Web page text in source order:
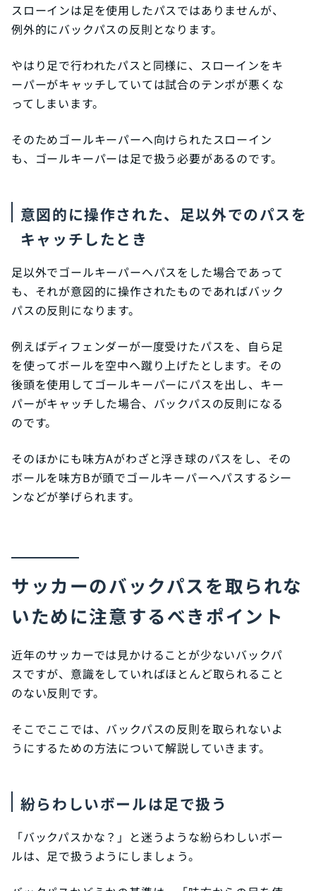
スローインは足を使用したパスではありませんが、
例外的にバックパスの反則となります。
やはり足で行われたパスと同様に、スローインをキ
ーパーがキャッチしていては試合のテンポが悪くな
ってしまいます。
そのためゴールキーパーへ向けられたスローイン
も、ゴールキーパーは足で扱う必要があるのです。
意図的に操作された、足以外でのパスを
キャッチしたとき
足以外でゴールキーパーへパスをした場合であって
も、それが意図的に操作されたものであればバック
パスの反則になります。
例えばディフェンダーが一度受けたパスを、自ら足
を使ってボールを空中へ蹴り上げたとします。その
後頭を使用してゴールキーパーにパスを出し、キー
パーがキャッチした場合、バックパスの反則になる
のです。
そのほかにも味方Aがわざと浮き球のパスをし、その
ボールを味方Bが頭でゴールキーパーへパスするシー
ンなどが挙げられます。
サッカーのバックパスを取られな
いために注意するべきポイント
近年のサッカーでは見かけることが少ないバックパ
スですが、意識をしていればほとんど取られること
のない反則です。
そこでここでは、バックパスの反則を取られないよ
うにするための方法について解説していきます。
紛らわしいボールは足で扱う
「バックパスかな？」と迷うような紛らわしいボー
ルは、足で扱うようにしましょう。